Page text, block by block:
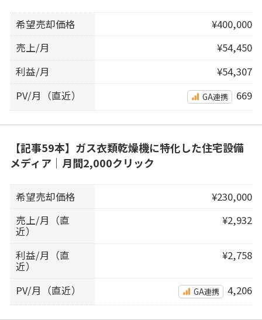
希望売却価格
¥400,000
売上/月
¥54,450
利益/月
¥54,307
PV/月（直近）
GA連携 669
【記事59本】ガス衣類乾燥機に特化した住宅設備
メディア｜月間2,000クリック
希望売却価格
¥230,000
売上/月（直
近）
¥2,932
利益/月（直
近）
¥2,758
PV/月（直近） GA連携 4,206